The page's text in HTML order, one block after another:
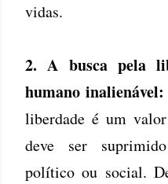
vidas.
2. A busca pela
humano inalienável:
liberdade é um
deve ser
político ou social.